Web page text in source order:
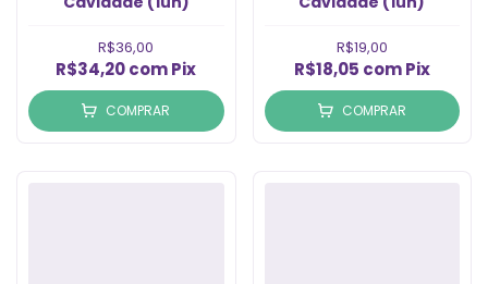
R$36,00
R$34,20comPix
COMPRAR
R$19,00
R$18,05 com Pix
COMPRAR